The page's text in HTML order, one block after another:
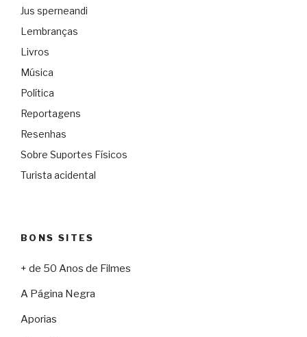
Jus sperneandi
Lembranças
Livros
Música
Política
Reportagens
Resenhas
Sobre Suportes Físicos
Turista acidental
BONS SITES
+ de 50 Anos de Filmes
A Página Negra
Aporias